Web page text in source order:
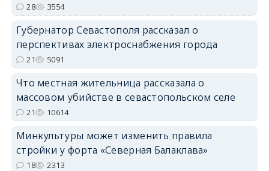
28 3554
Губернатор Севастополя рассказал о
перспективах электроснабжения города
21 5091
Что местная жительница рассказала о
массовом убийстве в севастопольском селе
21 10614
Минкультуры может изменить правила
стройки у форта «Северная Балаклава»
18 2313